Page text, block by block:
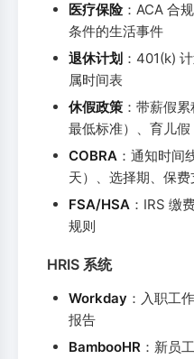
医疗保险：ACA 合
条件的生活事件
退休计划 ：401(k)
属时间表
休假政策 ：带薪假
最低标准）、育儿假
COBRA ：通知时间
天）、选择期、保费
FSA/HSA ：IRS 缴
规则
HRIS 系统
Workday ：入职工
报告
BambooHR ：新员